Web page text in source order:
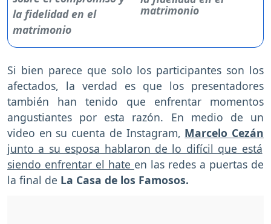
matrimonio
Si bien parece que solo los participantes son los
afectados, la verdad es que los presentadores
también han tenido que enfrentar momentos
angustiantes por esta razón. En medio de un
video en su cuenta de Instagram, Marcelo Cezán
junto a su esposa hablaron de lo difícil que está
siendo enfrentar el hate en las redes a puertas de
la final de La Casa de los Famosos.